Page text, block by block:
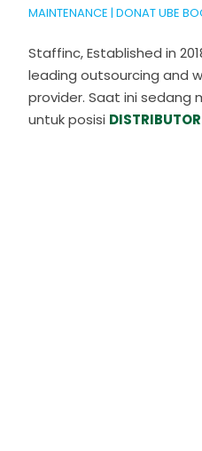
MAINTENANCE | DONAT UBE
Staffinc, Established in
leading outsourcing and
provider. Saat ini sedang
untuk posisi